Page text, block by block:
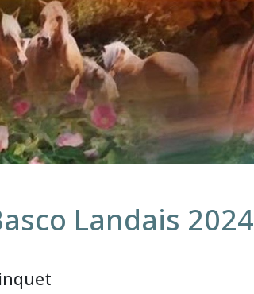
Landais 2024